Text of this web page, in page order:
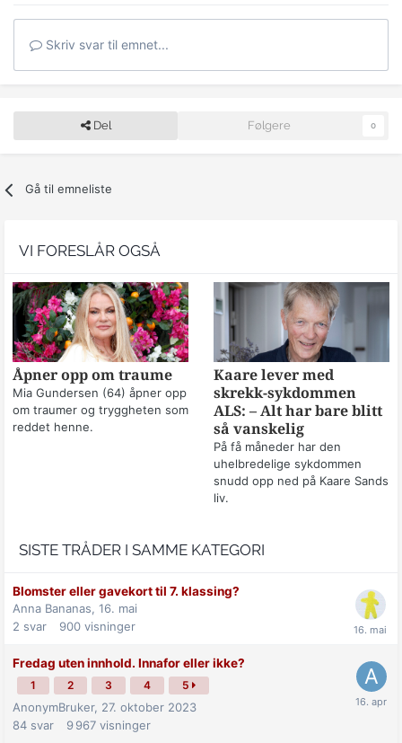
Skriv svar til emnet...
Del Følgere 0
Gå til emneliste
VI FORESLÅR OGSÅ
Åpner opp om traume
Mia Gundersen (64) åpner opp
om traumer og tryggheten som
reddet henne.
Kaare lever med
skrekk-sykdommen
ALS: – Alt har bare blitt
så vanskelig
På få måneder har den
uhelbredelige sykdommen
snudd opp ned på Kaare Sands
liv.
SISTE TRÅDER I SAMME KATEGORI
Blomster eller gavekort til 7. klassing?
Anna Bananas, 16. mai
2 svar 900 visninger
Fredag uten innhold. Innafor eller ikke?
1 2 3 4 5
AnonymBruker, 27. oktober 2023
84 svar 9 967 visninger